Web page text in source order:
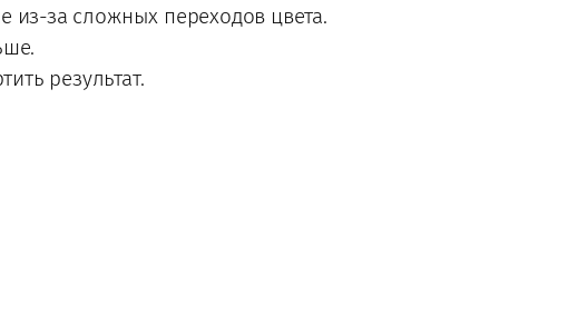
за сложных переходов цвета.
результат.